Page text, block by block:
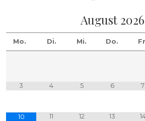
August 2026
Mo. Di. Mi. Do.
3 4 5 6 7
10 11 12 13